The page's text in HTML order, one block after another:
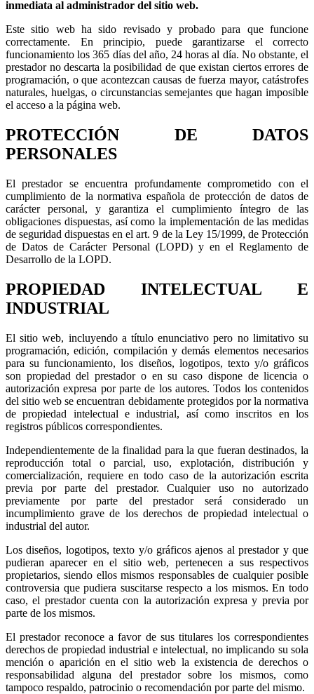
inmediata al administrador del sitio web.
Este sitio web ha sido revisado y probado para que funcione
correctamente. En principio, puede garantizarse el correcto
funcionamiento los 365 días del año, 24 horas al día. No obstante, el
prestador no descarta la posibilidad de que existan ciertos errores de
programación, o que acontezcan causas de fuerza mayor, catástrofes
naturales, huelgas, o circunstancias semejantes que hagan imposible
el acceso a la página web.
PROTECCIÓN DE DATOS
PERSONALES
El prestador se encuentra profundamente comprometido con el
cumplimiento de la normativa española de protección de datos de
carácter personal, y garantiza el cumplimiento íntegro de las
obligaciones dispuestas, así como la implementación de las medidas
de seguridad dispuestas en el art. 9 de la Ley 15/1999, de Protección
de Datos de Carácter Personal (LOPD) y en el Reglamento de
Desarrollo de la LOPD.
PROPIEDAD INTELECTUAL E
INDUSTRIAL
El sitio web, incluyendo a título enunciativo pero no limitativo su
programación, edición, compilación y demás elementos necesarios
para su funcionamiento, los diseños, logotipos, texto y/o gráficos
son propiedad del prestador o en su caso dispone de licencia o
autorización expresa por parte de los autores. Todos los contenidos
del sitio web se encuentran debidamente protegidos por la normativa
de propiedad intelectual e industrial, así como inscritos en los
registros públicos correspondientes.
Independientemente de la finalidad para la que fueran destinados, la
reproducción total o parcial, uso, explotación, distribución y
comercialización, requiere en todo caso de la autorización escrita
previa por parte del prestador. Cualquier uso no autorizado
previamente por parte del prestador será considerado un
incumplimiento grave de los derechos de propiedad intelectual o
industrial del autor.
Los diseños, logotipos, texto y/o gráficos ajenos al prestador y que
pudieran aparecer en el sitio web, pertenecen a sus respectivos
propietarios, siendo ellos mismos responsables de cualquier posible
controversia que pudiera suscitarse respecto a los mismos. En todo
caso, el prestador cuenta con la autorización expresa y previa por
parte de los mismos.
El prestador reconoce a favor de sus titulares los correspondientes
derechos de propiedad industrial e intelectual, no implicando su sola
mención o aparición en el sitio web la existencia de derechos o
responsabilidad alguna del prestador sobre los mismos, como
tampoco respaldo, patrocinio o recomendación por parte del mismo.